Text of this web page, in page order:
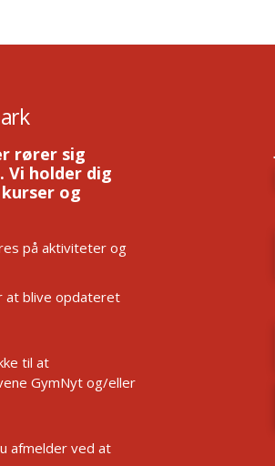
rører sig
Vi holder dig
og
på aktiviteter og
at blive opdateret
til at
GymNyt og/eller
afmelder ved at